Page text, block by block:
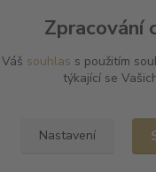
Zpracování
souhlas s použitím
týkající se
Nastavení